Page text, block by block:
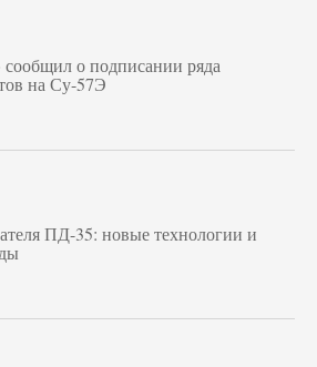
сообщил о подписании ряда
на Су-57Э
ПД-35: новые технологии и